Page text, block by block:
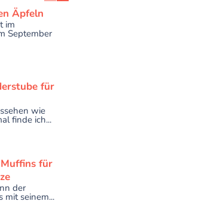
Äpfeln
im
September
für
wie
finde ich...
für
der
mit seinem...